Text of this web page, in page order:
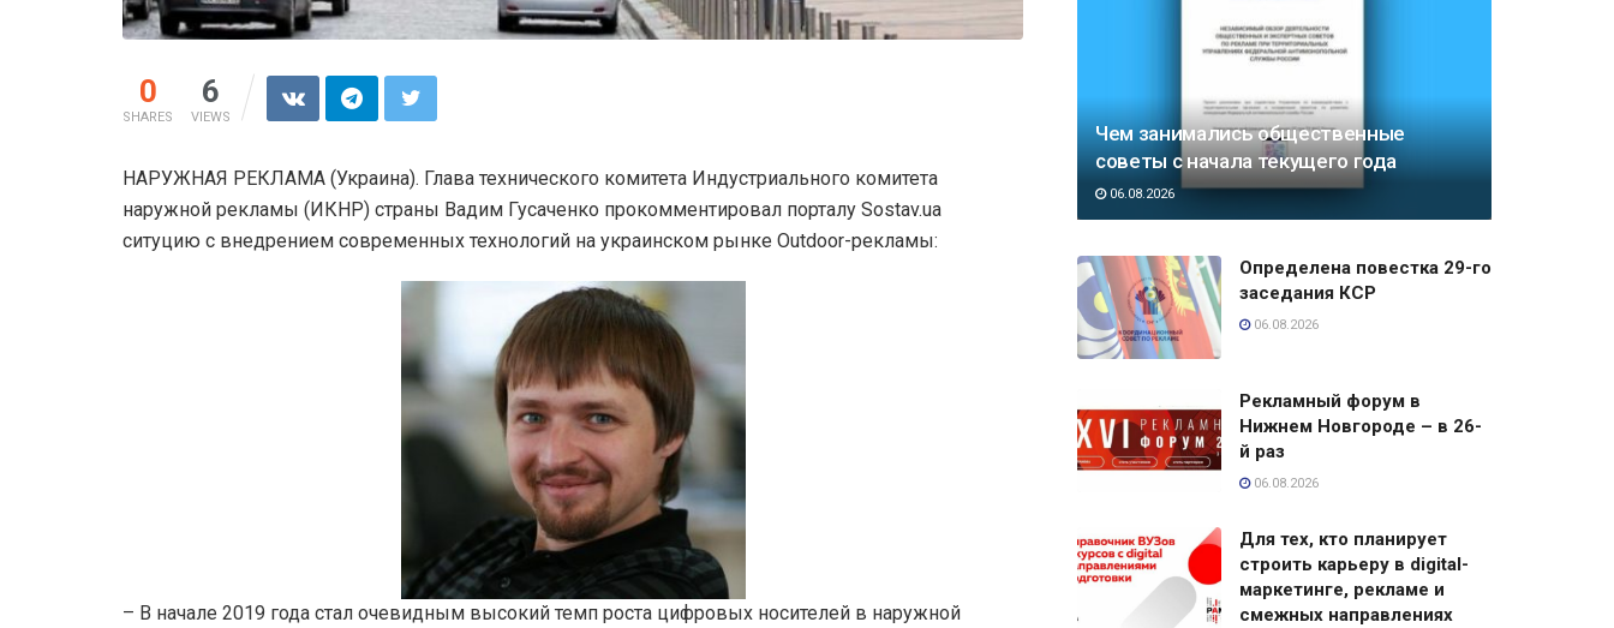
0
SHARES
6
VIEWS
НАРУЖНАЯ РЕКЛАМА (Украина). Глава технического комитета Индустриального комитета
наружной рекламы (ИКНР) страны Вадим Гусаченко прокомментировал порталу Sostav.ua
ситуцию с внедрением современных технологий на украинском рынке Outdoor-рекламы:
– В начале 2019 года стал очевидным высокий темп роста цифровых носителей в наружной
Чем занимались общественные
советы с начала текущего года
06.08.2026
Определена повестка 29-го
заседания КСР
06.08.2026
Рекламный форум в
Нижнем Новгороде – в 26-
й раз
06.08.2026
Для тех, кто планирует
строить карьеру в digital-
маркетинге, рекламе и
смежных направлениях